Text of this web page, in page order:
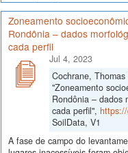
Zoneamento
Rondônia – dados
cada perfil
Jul 4, 2023
Cochrane,
"Zoneamento
Rondônia – dados
cada perfil",
SoilData, V1
A fase de campo do